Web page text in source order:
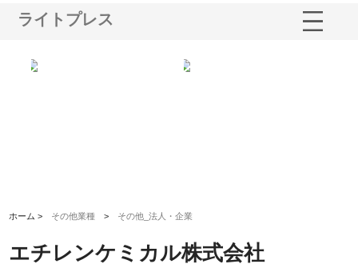
ライトプレス
ホーム > その他業種 > その他_法人・企業
エチレンケミカル株式会社